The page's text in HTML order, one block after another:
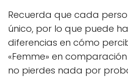
Recuerda que cada
único, por lo que puede
diferencias en cómo
«Femme» en comparación
no pierdes nada por